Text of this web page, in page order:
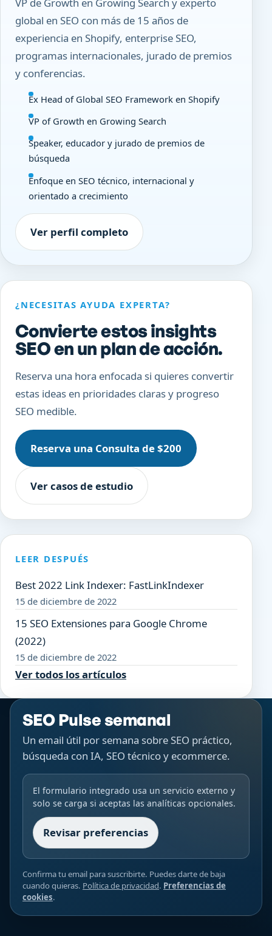
global en SEO con más de 15 años de
experiencia en Shopify, enterprise SEO,
programas internacionales, jurado de premios
y conferencias.
Ex Head of Global SEO Framework en Shopify
VP of Growth en Growing Search
Speaker, educador y jurado de premios de
búsqueda
Enfoque en SEO técnico, internacional y
orientado a crecimiento
Ver perfil completo
¿NECESITAS AYUDA EXPERTA?
Convierte estos insights
SEO en un plan de acción.
Reserva una hora enfocada si quieres convertir
estas ideas en prioridades claras y progreso
SEO medible.
Reserva una Consulta de $200
Ver casos de estudio
LEER DESPUÉS
Best 2022 Link Indexer: FastLinkIndexer
15 de diciembre de 2022
15 SEO Extensiones para Google Chrome
(2022)
15 de diciembre de 2022
Ver todos los artículos
SEO Pulse semanal
Un email útil por semana sobre SEO práctico,
búsqueda con IA, SEO técnico y ecommerce.
El formulario integrado usa un servicio externo y
solo se carga si aceptas las analíticas opcionales.
Revisar preferencias
Confirma tu email para suscribirte. Puedes darte de baja
cuando quieras. Política de privacidad. Preferencias de
cookies.